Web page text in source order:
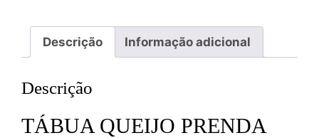
Descrição Informação adicional
Descrição
TÁBUA QUEIJO PRENDA